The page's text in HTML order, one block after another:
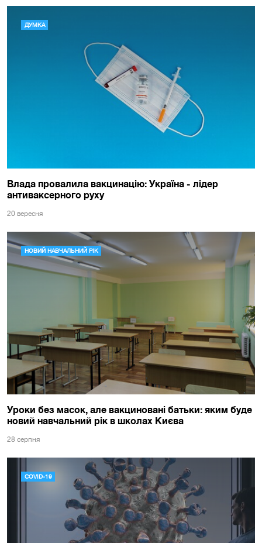
ДУМКА
Влада провалила вакцинацію: Україна - лідер
антиваксерного руху
20 вересня
НОВИЙ НАВЧАЛЬНИЙ РІК
Уроки без масок, але вакциновані батьки: яким буде
новий навчальний рік в школах Києва
28 серпня
COVID-19